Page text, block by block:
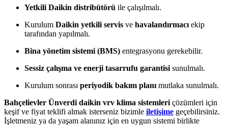
Yetkili Daikin distribütörü ile çalışılmalı.
Kurulum Daikin yetkili servis ve havalandırmacı ekip
tarafından yapılmalı.
Bina yönetim sistemi (BMS) entegrasyonu gerekebilir.
Sessiz çalışma ve enerji tasarrufu garantisi sunulmalı.
Kurulum sonrası periyodik bakım planı mutlaka sunulmalı.
Bahçelievler Ünverdi daikin vrv klima sistemleri çözümleri için
keşif ve fiyat teklifi almak isterseniz bizimle iletişime geçebilirsiniz.
İşletmeniz ya da yaşam alanınız için en uygun sistemi birlikte